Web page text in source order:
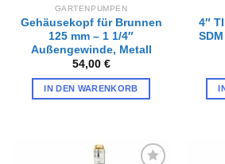
GARTENPUMPEN
Gehäusekopf für Brunnen
125 mm – 1 1/4″
Außengewinde, Metall
54,00 €
IN DEN WARENKORB
4″